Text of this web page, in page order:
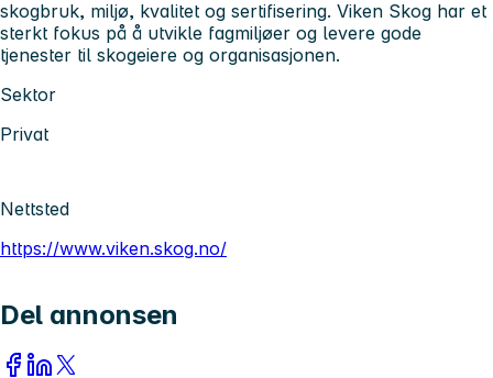
skogbruk, miljø, kvalitet og sertifisering. Viken Skog har et
sterkt fokus på å utvikle fagmiljøer og levere gode
tjenester til skogeiere og organisasjonen.
Sektor
Privat
Nettsted
https://www.viken.skog.no/
Del annonsen